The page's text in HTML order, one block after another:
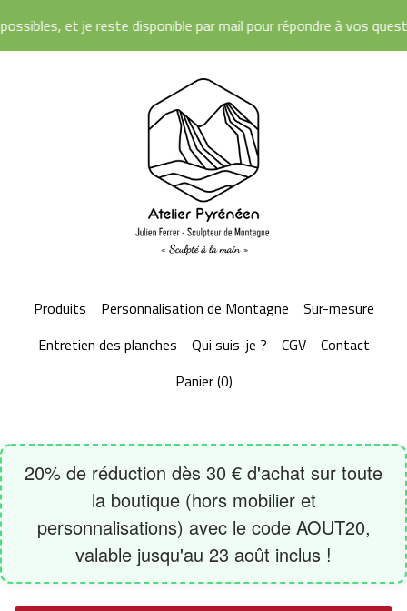
reste disponible par mail pour répondre à vos questions. À
Produits Personnalisation de Montagne
Sur-mesure
Entretien des planches
Qui suis-je ? CGV
Contact
Panier (0)